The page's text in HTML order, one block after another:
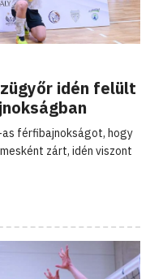
idén felült
as férfibajnokságot, hogy
zárt, idén viszont